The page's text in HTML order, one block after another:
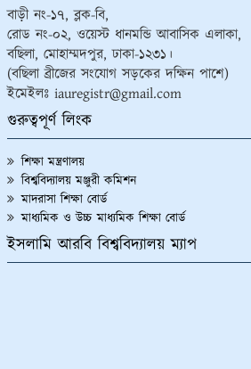
বাড়ী নং-১৭, ব্লক-বি,
রোড নং-০২, ওয়েস্ট ধানমন্ডি আবাসিক এলাকা,
বছিলা, মোহাম্মদপুর, ঢাকা-১২৩১।
(বছিলা ব্রীজের সংযোগ সড়কের দক্ষিন পাশে)
ইমেইলঃ iauregistr@gmail.com
গুরুত্বপূর্ণ লিংক
শিক্ষা মন্ত্রণালয়
বিশ্ববিদ্যালয় মঞ্জুরী কমিশন
মাদরাসা শিক্ষা বোর্ড
মাধ্যমিক ও উচ্চ মাধ্যমিক শিক্ষা বোর্ড
ইসলামি আরবি বিশ্ববিদ্যালয় ম্যাপ